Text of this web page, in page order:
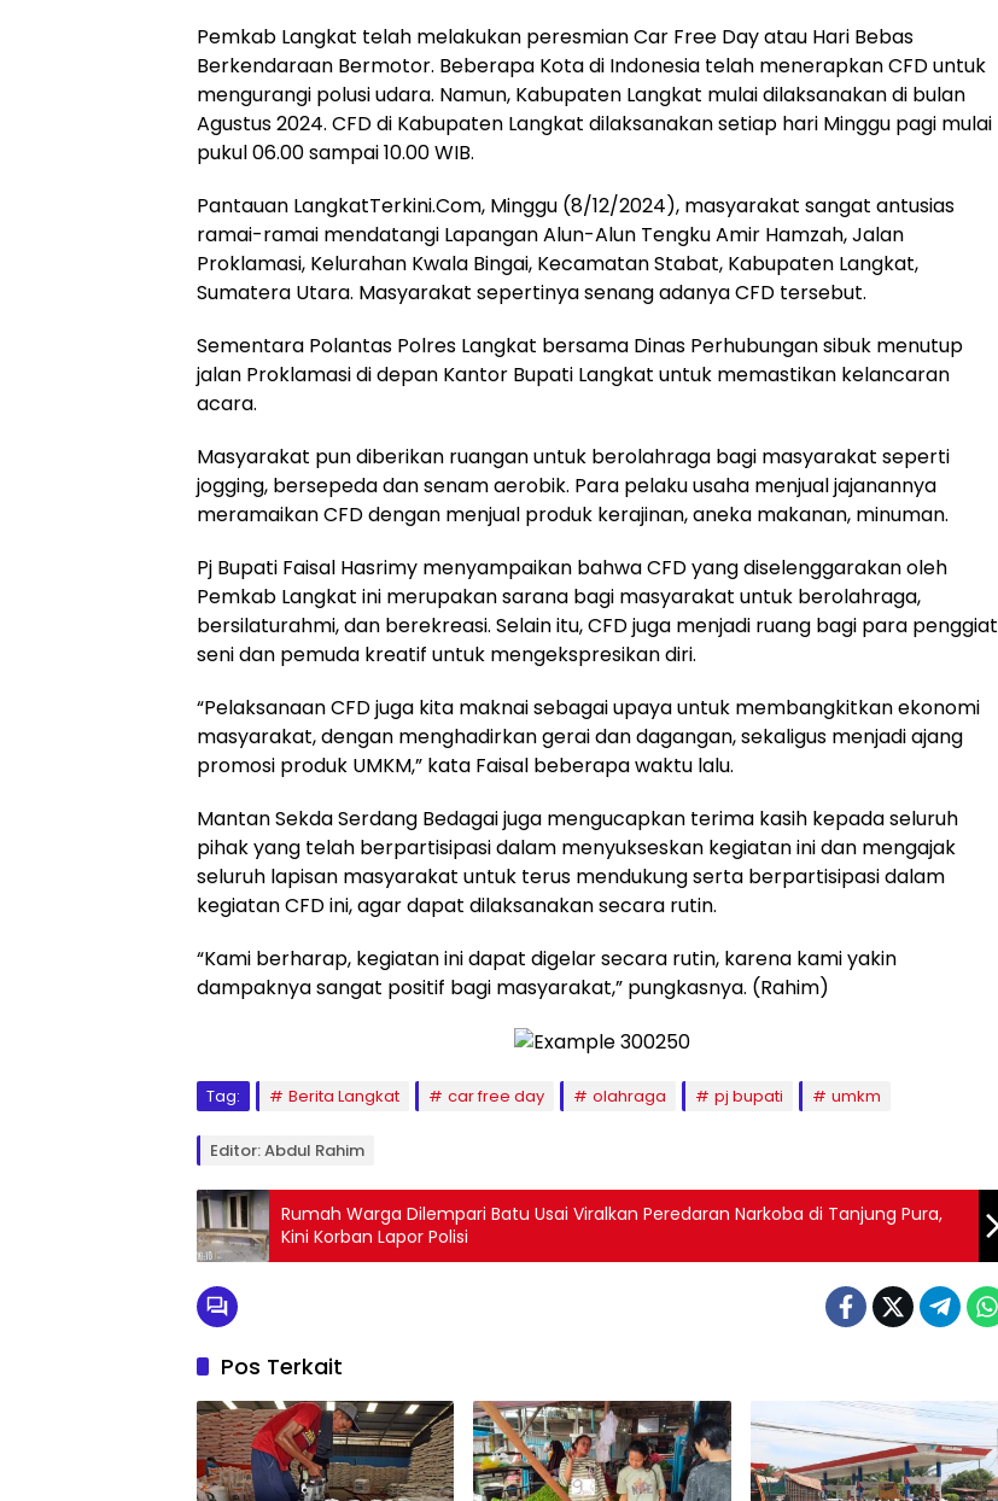
Pemkab Langkat telah melakukan peresmian Car Free Day atau Hari Bebas
Berkendaraan Bermotor. Beberapa Kota di Indonesia telah menerapkan CFD untuk
mengurangi polusi udara. Namun, Kabupaten Langkat mulai dilaksanakan di bulan
Agustus 2024. CFD di Kabupaten Langkat dilaksanakan setiap hari Minggu pagi mulai
pukul 06.00 sampai 10.00 WIB.
Pantauan LangkatTerkini.Com, Minggu (8/12/2024), masyarakat sangat antusias
ramai-ramai mendatangi Lapangan Alun-Alun Tengku Amir Hamzah, Jalan
Proklamasi, Kelurahan Kwala Bingai, Kecamatan Stabat, Kabupaten Langkat,
Sumatera Utara. Masyarakat sepertinya senang adanya CFD tersebut.
Sementara Polantas Polres Langkat bersama Dinas Perhubungan sibuk menutup
jalan Proklamasi di depan Kantor Bupati Langkat untuk memastikan kelancaran
acara.
Masyarakat pun diberikan ruangan untuk berolahraga bagi masyarakat seperti
jogging, bersepeda dan senam aerobik. Para pelaku usaha menjual jajanannya
meramaikan CFD dengan menjual produk kerajinan, aneka makanan, minuman.
Pj Bupati Faisal Hasrimy menyampaikan bahwa CFD yang diselenggarakan oleh
Pemkab Langkat ini merupakan sarana bagi masyarakat untuk berolahraga,
bersilaturahmi, dan berekreasi. Selain itu, CFD juga menjadi ruang bagi para penggiat
seni dan pemuda kreatif untuk mengekspresikan diri.
“Pelaksanaan CFD juga kita maknai sebagai upaya untuk membangkitkan ekonomi
masyarakat, dengan menghadirkan gerai dan dagangan, sekaligus menjadi ajang
promosi produk UMKM,” kata Faisal beberapa waktu lalu.
Mantan Sekda Serdang Bedagai juga mengucapkan terima kasih kepada seluruh
pihak yang telah berpartisipasi dalam menyukseskan kegiatan ini dan mengajak
seluruh lapisan masyarakat untuk terus mendukung serta berpartisipasi dalam
kegiatan CFD ini, agar dapat dilaksanakan secara rutin.
“Kami berharap, kegiatan ini dapat digelar secara rutin, karena kami yakin
dampaknya sangat positif bagi masyarakat,” pungkasnya. (Rahim)
Tag: Berita Langkat car free day olahraga pj bupati umkm
Editor: Abdul Rahim
Rumah Warga Dilempari Batu Usai Viralkan Peredaran Narkoba di Tanjung Pura,
Kini Korban Lapor Polisi
Pos Terkait